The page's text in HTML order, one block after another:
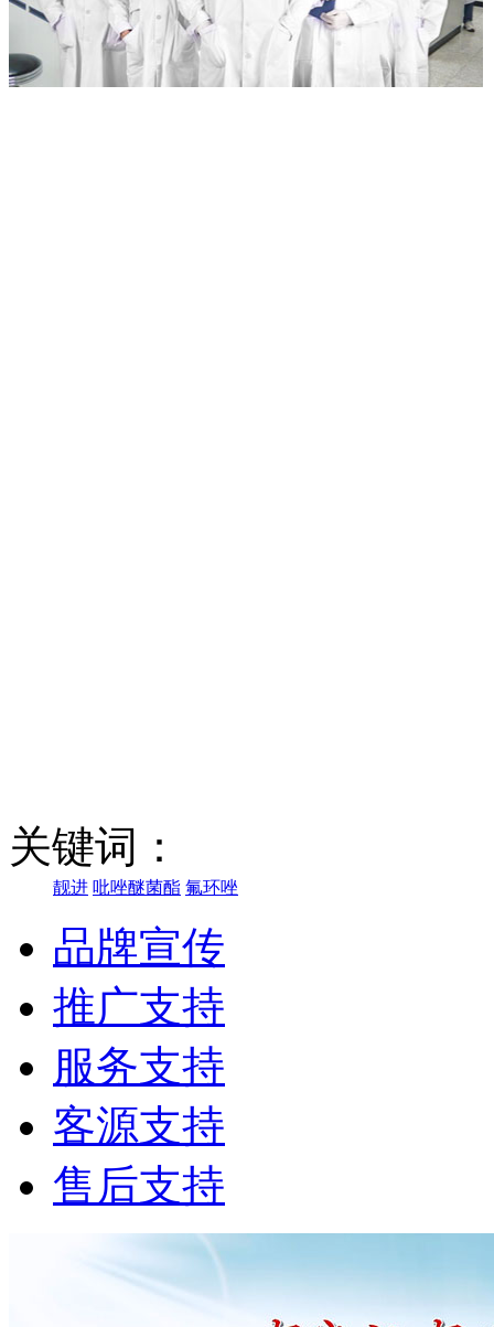
关键词：
靓进 吡唑醚菌酯 氟环唑
品牌宣传
推广支持
服务支持
客源支持
售后支持